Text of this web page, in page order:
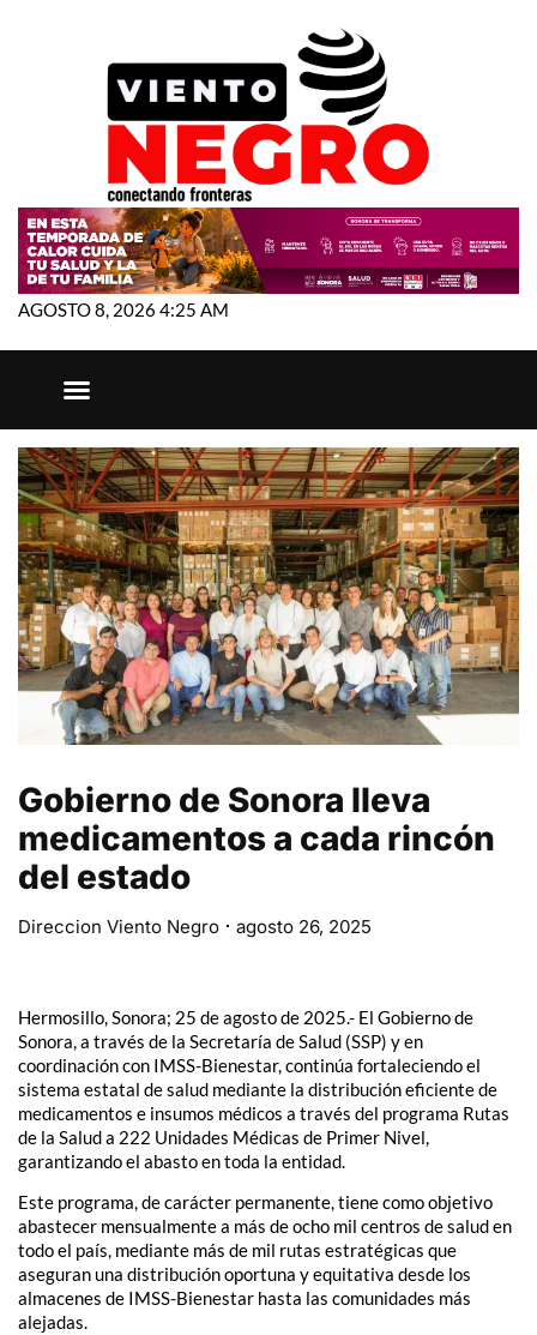
AGOSTO 8, 2026 4:25 AM
Gobierno de Sonora lleva
medicamentos a cada rincón
del estado
Direccion Viento Negro agosto 26, 2025
Hermosillo, Sonora; 25 de agosto de 2025.- El Gobierno de
Sonora, a través de la Secretaría de Salud (SSP) y en
coordinación con IMSS-Bienestar, continúa fortaleciendo el
sistema estatal de salud mediante la distribución eficiente de
medicamentos e insumos médicos a través del programa Rutas
de la Salud a 222 Unidades Médicas de Primer Nivel,
garantizando el abasto en toda la entidad.
Este programa, de carácter permanente, tiene como objetivo
abastecer mensualmente a más de ocho mil centros de salud en
todo el país, mediante más de mil rutas estratégicas que
aseguran una distribución oportuna y equitativa desde los
almacenes de IMSS-Bienestar hasta las comunidades más
alejadas.